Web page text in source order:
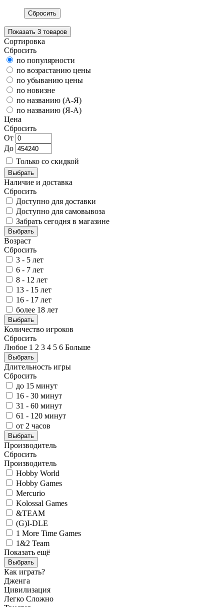
Сбросить
Показать 3 товаров
Сортировка
Сбросить
по популярности
по возрастанию цены
по убыванию цены
по новизне
по названию (А-Я)
по названию (Я-А)
Цена
Сбросить
От
До
Только со скидкой
Выбрать
Наличие и доставка
Сбросить
Доступно для доставки
Доступно для самовывоза
Забрать сегодня в магазине
Выбрать
Возраст
Сбросить
3 - 5 лет
6 - 7 лет
8 - 12 лет
13 - 15 лет
16 - 17 лет
более 18 лет
Выбрать
Количество игроков
Сбросить
Любое 1 2 3 4 5 6 Больше
Выбрать
Длительность игры
Сбросить
до 15 минут
16 - 30 минут
31 - 60 минут
61 - 120 минут
от 2 часов
Выбрать
Производитель
Сбросить
Производитель
Hobby World
Hobby Games
Mercurio
Kolossal Games
&TEAM
(G)I-DLE
1 More Time Games
1&2 Team
Показать ещё
Выбрать
Как играть?
Дженга
Цивилизация
Легко Сложно